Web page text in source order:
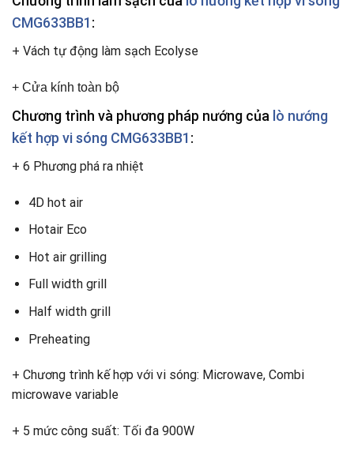
CMG633BB1:
+ Vách tự động làm sạch Ecolyse
+ Cửa kính toàn bộ
Chương trình và phương pháp nướng của lò nướng
kết hợp vi sóng CMG633BB1:
+ 6 Phương phá ra nhiệt
4D hot air
Hotair Eco
Hot air grilling
Full width grill
Half width grill
Preheating
+ Chương trình kế hợp với vi sóng: Microwave, Combi
microwave variable
+ 5 mức công suất: Tối đa 900W